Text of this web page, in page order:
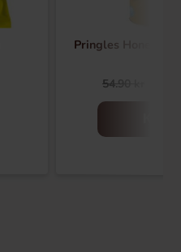
Pringles Honey
54.90 kr